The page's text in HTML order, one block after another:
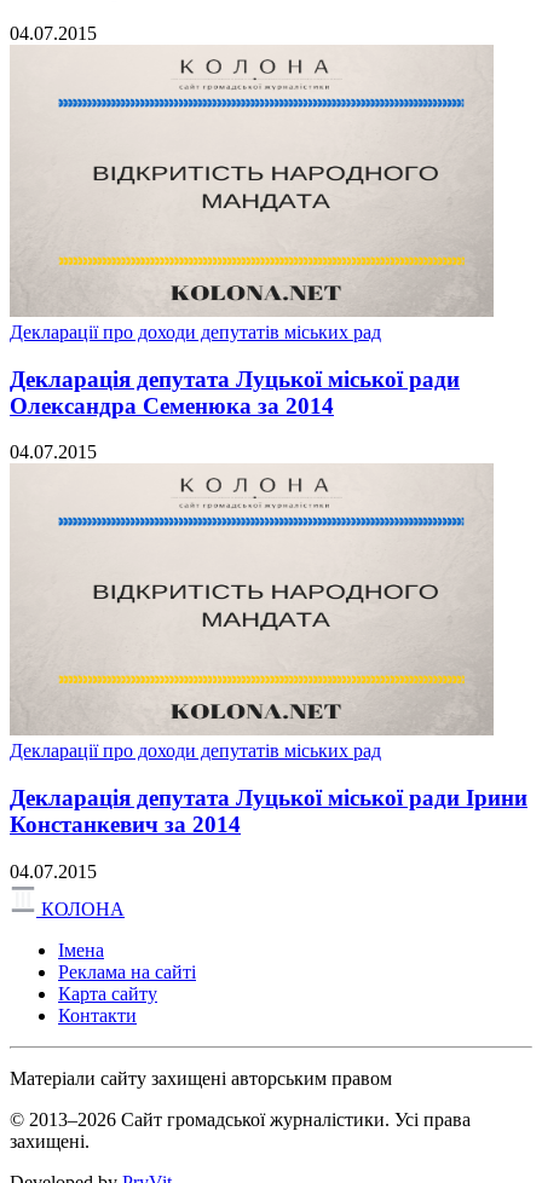
04.07.2015
Декларації про доходи депутатів міських рад
Декларація депутата Луцької міської ради
Олександра Семенюка за 2014
04.07.2015
Декларації про доходи депутатів міських рад
Декларація депутата Луцької міської ради Ірини
Констанкевич за 2014
04.07.2015
КОЛОНА
Імена
Реклама на сайті
Карта сайту
Контакти
Матеріали сайту захищені авторським правом
© 2013–2026 Сайт громадської журналістики. Усі права
захищені.